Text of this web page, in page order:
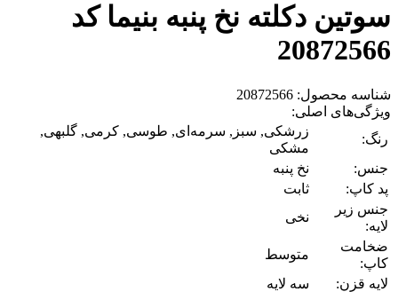
سوتین دکلته نخ پنبه بنیما کد
20872566
شناسه محصول: 20872566
ویژگی‌های اصلی:
رنگ:
زرشکی, سبز, سرمه‌ای, طوسی, کرمی, گلبهی,
مشکی
جنس:
نخ پنبه
پد کاپ:
ثابت
جنس زیر
لایه:
نخی
ضخامت
کاپ:
متوسط
لایه قزن:
سه لایه